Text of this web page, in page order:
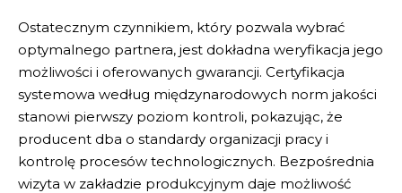
Ostatecznym czynnikiem, który pozwala wybrać
optymalnego partnera, jest dokładna weryfikacja jego
możliwości i oferowanych gwarancji. Certyfikacja
systemowa według międzynarodowych norm jakości
stanowi pierwszy poziom kontroli, pokazując, że
producent dba o standardy organizacji pracy i
kontrolę procesów technologicznych. Bezpośrednia
wizyta w zakładzie produkcyjnym daje możliwość